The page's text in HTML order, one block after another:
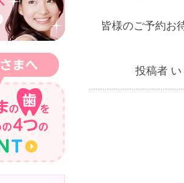
皆様のご予約お
投稿者